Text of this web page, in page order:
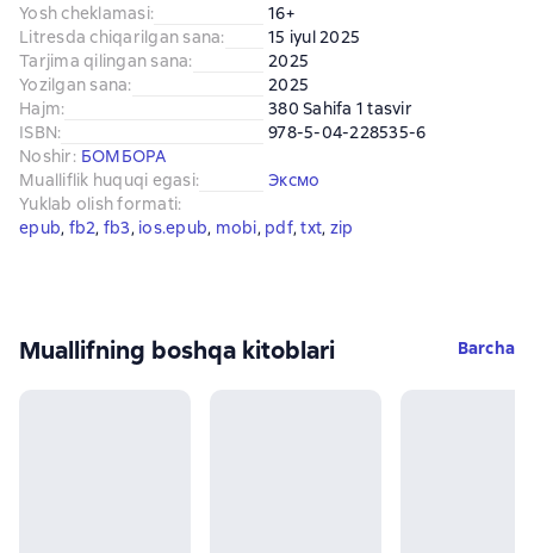
Yosh cheklamasi:
16+
Litresda chiqarilgan sana:
15 iyul 2025
Tarjima qilingan sana:
2025
Yozilgan sana:
2025
Hajm:
380 Sahifa 1 tasvir
ISBN:
978-5-04-228535-6
Noshir: БОМБОРА
Mualliflik huquqi egasi:
Эксмо
Yuklab olish formati:
epub, fb2, fb3, ios.epub, mobi, pdf, txt, zip
Muallifning boshqa kitoblari Barcha